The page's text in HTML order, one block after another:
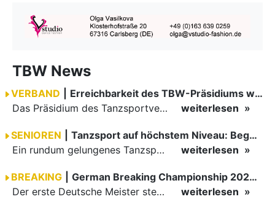
TBW News
VERBAND
Erreichbarkeit des TBW-Präsidiums während der GOC 2026
Das Präsidium des Tanzsportverbandes Baden-Württemberg (TBW) ist in der Zeit vom 09.08.2026 bis einschließlich 16.08.2026 nicht erreichbar. Da alle Präsidiumsmitglieder vor Ort bei den German Open…
weiterlesen
SENIOREN
Tanzsport auf höchstem Niveau: Begeisterung bei den Turnieren in…
Ein rundum gelungenes Tanzsport-Wochenende liegt hinter den Paaren und Organisatoren in Enzklösterle. Am 1. und 2. August 2026 verwandelte sich die Festhalle wieder in einen lebendigen Mittelpunkt des…
weiterlesen
BREAKING
German Breaking Championship 2026 in Hannover
Der erste Deutsche Meister steht fest B-Boy Roman siegt bei den Juniors
weiterlesen